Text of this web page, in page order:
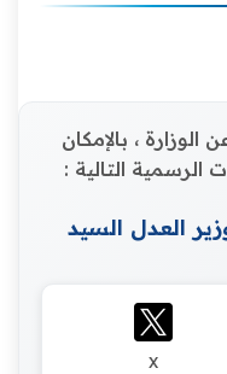
الوزارة ، بالإمكان
الرسمية التالية :
العدل السيد
X